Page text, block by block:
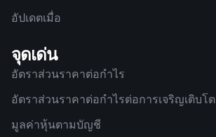
อัปเดตเมื่อ
จุดเด่น
อัตราส่วนราคาต่อกำไร
อัตราส่วนราคาต่อกำไรต่อการเจริญเติบโต
มูลค่าหุ้นตามบัญชี